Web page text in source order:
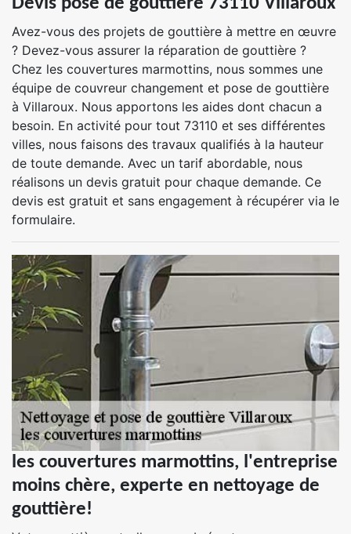
Avez-vous des projets de gouttière à mettre en œuvre
? Devez-vous assurer la réparation de gouttière ?
Chez les couvertures marmottins, nous sommes une
équipe de couvreur changement et pose de gouttière
à Villaroux. Nous apportons les aides dont chacun a
besoin. En activité pour tout 73110 et ses différentes
villes, nous faisons des travaux qualifiés à la hauteur
de toute demande. Avec un tarif abordable, nous
réalisons un devis gratuit pour chaque demande. Ce
devis est gratuit et sans engagement à récupérer via le
formulaire.
les couvertures marmottins, l'entreprise
moins chère, experte en nettoyage de
gouttière!